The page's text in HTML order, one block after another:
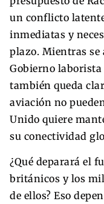
un conflicto
inmediatas y
plazo. Mientras se
Gobierno
también queda
aviación no
Unido quiere
su conectividad
¿Qué deparará el
británicos y los
de ellos? Eso